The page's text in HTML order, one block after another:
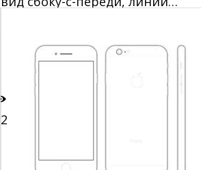
боковые зеркала
12